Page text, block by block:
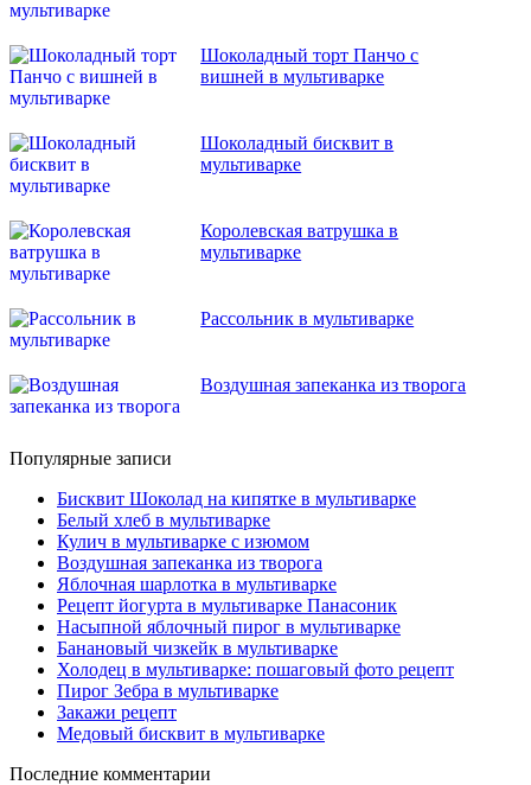
Шоколадный торт Панчо с
вишней в мультиварке
Шоколадный бисквит в
мультиварке
Королевская ватрушка в
мультиварке
Рассольник в мультиварке
Воздушная запеканка из творога
Популярные записи
Бисквит Шоколад на кипятке в мультиварке
Белый хлеб в мультиварке
Кулич в мультиварке с изюмом
Воздушная запеканка из творога
Яблочная шарлотка в мультиварке
Рецепт йогурта в мультиварке Панасоник
Насыпной яблочный пирог в мультиварке
Банановый чизкейк в мультиварке
Холодец в мультиварке: пошаговый фото рецепт
Пирог Зебра в мультиварке
Закажи рецепт
Медовый бисквит в мультиварке
Последние комментарии